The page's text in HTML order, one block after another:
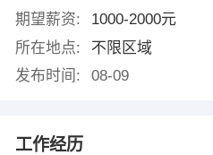
期望薪资:
1000-2000元
所在地点:
不限区域
发布时间:
08-09
工作经历